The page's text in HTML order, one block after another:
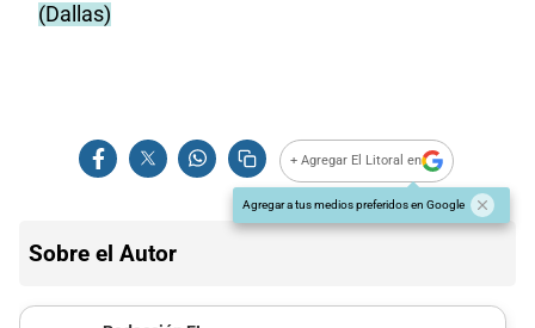
(Dallas)
+ Agregar El Litoral en
Agregar a tus medios preferidos en Google
Sobre el Autor